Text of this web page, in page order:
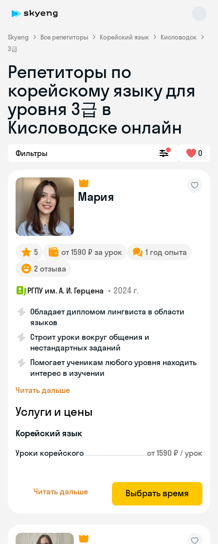
Skyeng Все репетиторы Корейский язык
Кисловодск
3급
Репетиторы по
корейскому языку для
уровня 3급 в
Кисловодске онлайн
Фильтры 0
Мария
5 от 1590 ₽ за урок
1 год опыта
2 отзыва
РГПУ им. А. И. Герцена • 2024 г.
Обладает дипломом лингвиста в области
языков
Строит уроки вокруг общения и
нестандартных заданий
Помогает ученикам любого уровня находить
интерес в изучении
Читать дальше
Услуги и цены
Корейский язык
Уроки корейского от 1590 ₽ / урок
Читать дальше Выбрать время
Skyeng Chat
online